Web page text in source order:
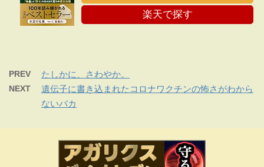
楽天で探す
PREV たしかに、さわやか。
NEXT
遺伝子に書き込まれたコロナワクチンの怖さがわから
ないバカ